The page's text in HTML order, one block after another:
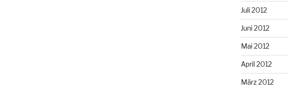
Juli 2012
Juni 2012
Mai 2012
April 2012
März 2012